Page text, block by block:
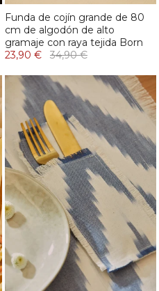
Funda de cojín grande de 80
cm de algodón de alto
gramaje con raya tejida Born
23,90 €
34,90 €